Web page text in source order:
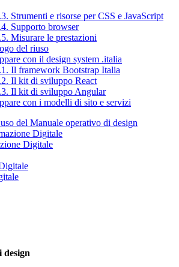
Strumenti e risorse per CSS e JavaScript
Supporto browser
Misurare le prestazioni
del riuso
con il design system .italia
Il framework Bootstrap Italia
Il kit di sviluppo React
Il kit di sviluppo Angular
con i modelli di sito e servizi
del Manuale operativo di design
Digitale
design